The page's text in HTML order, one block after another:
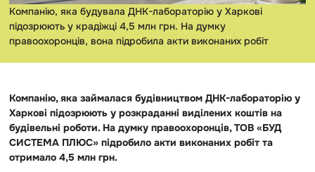
Компанію, яка будувала ДНК-лабораторію у Харкові
підозрюють у крадіжці 4,5 млн грн. На думку
правоохоронців, вона підробила акти виконаних робіт
Компанію, яка займалася будівництвом ДНК-лабораторію у
Харкові підозрюють у розкраданні виділених коштів на
будівельні роботи. На думку правоохоронців, ТОВ «БУД
СИСТЕМА ПЛЮС» підробило акти виконаних робіт та
отримало 4,5 млн грн.